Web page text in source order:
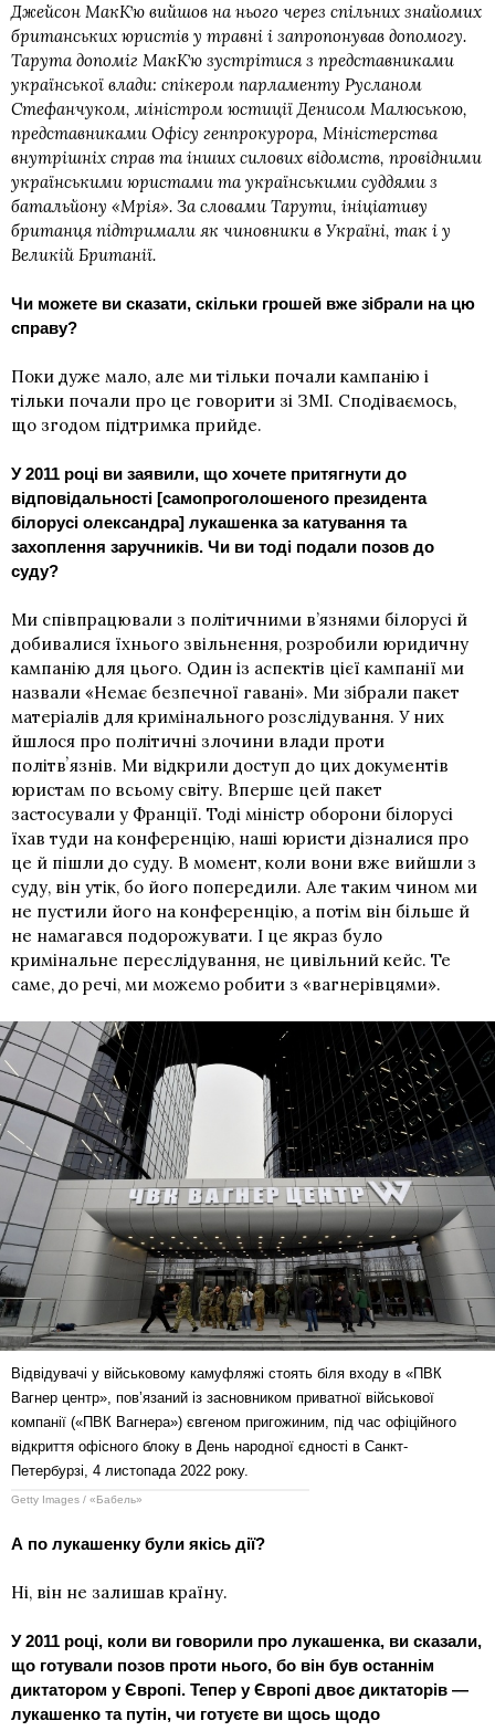
Джейсон МакКʼю вийшов на нього через спільних знайомих
британських юристів у травні і запропонував допомогу.
Тарута допоміг МакКʼю зустрітися з представниками
української влади: спікером парламенту Русланом
Стефанчуком, міністром юстиції Денисом Малюською,
представниками Офісу генпрокурора, Міністерства
внутрішніх справ та інших силових відомств, провідними
українськими юристами та українськими суддями з
батальйону «Мрія». За словами Тарути, ініціативу
британця підтримали як чиновники в Україні, так і у
Великій Британії.
Чи можете ви сказати, скільки грошей вже зібрали на цю
справу?
Поки дуже мало, але ми тільки почали кампанію і
тільки почали про це говорити зі ЗМІ. Сподіваємось,
що згодом підтримка прийде.
У 2011 році ви заявили, що хочете притягнути до
відповідальності [самопроголошеного президента
білорусі олександра] лукашенказа катування та
захоплення заручників. Чи ви тоді подали позов до
суду?
Ми співпрацювали з політичними в’язнями білорусі й
добивалися їхнього звільнення, розробили юридичну
кампанію для цього. Один із аспектів цієї кампанії ми
назвали «Немає безпечної гавані». Ми зібрали пакет
матеріалів для кримінального розслідування. У них
йшлося про політичні злочини влади проти
політвʼязнів. Ми відкрили доступ до цих документів
юристам по всьому світу. Вперше цей пакет
застосували у Франції. Тоді міністр оборони білорусі
їхав туди на конференцію, наші юристи дізналися про
це й пішли до суду. В момент, коли вони вже вийшли з
суду, він утік, бо його попередили. Але таким чином ми
не пустили його на конференцію, а потім він більше й
не намагався подорожувати. І це якраз було
кримінальне переслідування, не цивільний кейс. Те
саме, до речі, ми можемо робити з «вагнерівцями».
Відвідувачі у військовому камуфляжі стоять біля входу в «ПВК
Вагнер центр», повʼязаний із засновником приватної військової
компанії («ПВК Вагнера») євгеном пригожиним, під час офіційного
відкриття офісного блоку в День народної єдності в Санкт-
Петербурзі, 4 листопада 2022 року.
Getty Images / «Бабель»
А по лукашенку були якісь дії?
Ні, він не залишав країну.
У 2011 році, коли ви говорили про лукашенка, ви сказали,
що готували позов проти нього, бо він був останнім
диктатором у Європі. Тепер у Європі двоє диктаторів —
лукашенко та путін, чи готуєте ви щось щодо